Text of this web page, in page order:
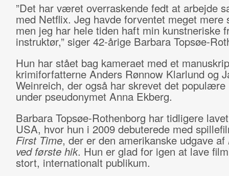
”Det har været overraskende fedt at arbejde
med Netflix. Jeg havde forventet meget mere
men jeg har hele tiden haft min kunstneriske
instruktør,” siger 42-årige Barbara Topsøe-
Hun har stået bag kameraet med et
krimiforfatterne Anders Rønnow Klarlund og
Weinreich, der også har skrevet det
under pseudonymet Anna Ekberg.
Barbara Topsøe-Rothenborg har tidligere
USA, hvor hun i 2009 debuterede med
First Time, der er den amerikanske udgave af
ved første hik. Hun er glad for igen at lave
stort, internationalt publikum.